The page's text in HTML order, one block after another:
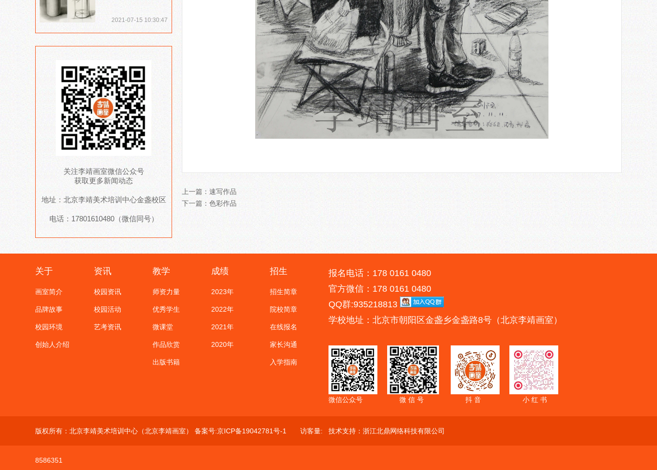
2021-07-15 10:30:47
关注李靖画室微信公众号
获取更多新闻动态
地址：北京李靖美术培训中心金盏校区
电话：17801610480（微信同号）
上一篇： 速写作品
下一篇： 色彩作品
关于
画室简介
品牌故事
校园环境
创始人介绍
资讯
校园资讯
校园活动
艺考资讯
教学
师资力量
优秀学生
微课堂
作品欣赏
出版书籍
成绩
2023年
2022年
2021年
2020年
招生
招生简章
院校简章
在线报名
家长沟通
入学指南
报名电话：178 0161 0480
官方微信：178 0161 0480
QQ群:935218813
学校地址：北京市朝阳区金盏乡金盏路8号（北京李靖画室）
微信公众号 微 信 号 抖 音 小 红 书
版权所有：北京李靖美术培训中心（北京李靖画室） 备案号:京ICP备19042781号-1 访客量:
8586351
技术支持： 浙江北鼎网络科技有限公司